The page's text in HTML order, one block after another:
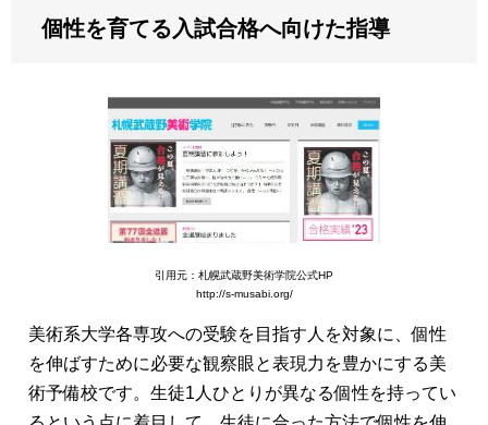
個性を育てる入試合格へ向けた指導
引用元：札幌武蔵野美術学院公式HP
http://s-musabi.org/
美術系大学各専攻への受験を目指す人を対象に、個性
を伸ばすために必要な観察眼と表現力を豊かにする美
術予備校です。生徒1人ひとりが異なる個性を持ってい